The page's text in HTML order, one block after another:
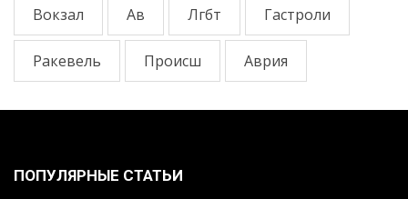
Вокзал Ав Лгбт Гастроли
Ракевель Происш Аврия
ПОПУЛЯРНЫЕ СТАТЬИ